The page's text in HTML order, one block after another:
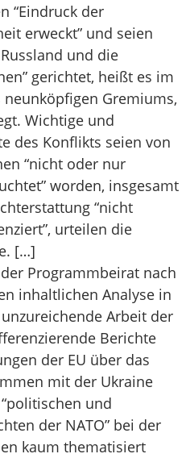
“Eindruck der
erweckt” und seien
und die
gerichtet, heißt es im
neunköpfigen Gremiums,
Wichtige und
des Konflikts seien von
“nicht oder nur
worden, insgesamt
“nicht
urteilen die
[…]
Programmbeirat nach
inhaltlichen Analyse in
Arbeit der
Berichte
der EU über das
mit der Ukraine
und
der NATO” bei der
kaum thematisiert